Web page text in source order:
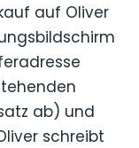
auf Oliver
ab) und
schreibt